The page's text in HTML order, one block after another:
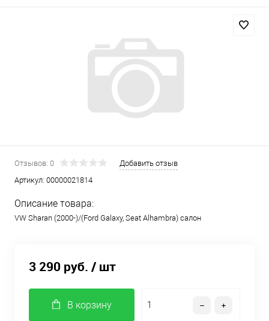
Отзывов: 0
Добавить отзыв
Артикул: 00000021814
Описание товара:
VW Sharan (2000-)/(Ford Galaxy, Seat Alhambra) салон
3 290 руб. / шт
В корзину